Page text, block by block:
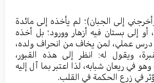
إلى الجبان)؛ لم يأخذه إلى مائدة
أو إلى بستان فيه أزهار وورود؛ بل أخذه
درس عملي، لمن يخاف من انحراف ولده،
ويقول له: انظر إلى هذه القبور،
في ريعان شبابه، لذا اعتبر بما آل إليه
في زرع الحكمة في القلب.